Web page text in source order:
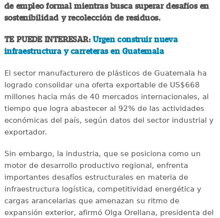
de empleo formal mientras busca superar desafíos en
sostenibilidad y recolección de residuos.
TE PUEDE INTERESAR:Urgen construir nueva
infraestructura y carreteras en Guatemala
El sector manufacturero de plásticos de Guatemala ha
logrado consolidar una oferta exportable de US$668
millones hacia más de 40 mercados internacionales, al
tiempo que logra abastecer al 92% de las actividades
económicas del país, según datos del sector industrial y
exportador.
Sin embargo, la industria, que se posiciona como un
motor de desarrollo productivo regional, enfrenta
importantes desafíos estructurales en materia de
infraestructura logística, competitividad energética y
cargas arancelarias que amenazan su ritmo de
expansión exterior, afirmó Olga Orellana, presidenta del